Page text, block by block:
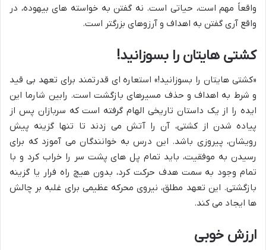
واقعاً مهم است، حیاتی است. نه گفتن به خواسته های بیهوده، در
واقع آری گفتن به اهداف و آرزوهای بزرگتر است.
کشتی هایتان را بسوزانید!
«کشتی هایتان را بسوزانید!» استعاره ای قدرتمند برای تعهد بی قید
و شرط به اهداف و حذف مسیرهای بازگشت است. رابین شارما این
ایده را از یک داستان تاریخی الهام گرفته است که سربازان پس از
پیاده شدن از کشتی، آن را آتش می زدند تا تنها گزینه پیش
رویشان، پیروزی باشد. این درس به خوانندگان می آموزد که برای
رسیدن به موفقیت، باید تمام پل های پشت سر را خراب کرد و با
تمام وجود به سمت هدف حرکت کرد، بدون هیچ راه فرار یا گزینه
بازگشتی. این تعهد مطلق، نیروی محرکه عظیمی برای غلبه بر چالش
ها ایجاد می کند.
ارزش خوبی